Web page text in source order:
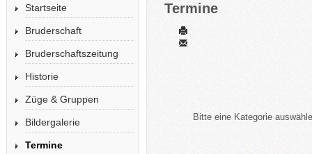
Startseite
Bruderschaft
Bruderschaftszeitung
Historie
Züge & Gruppen
Bildergalerie
Termine
Termine
Bitte eine Kategorie